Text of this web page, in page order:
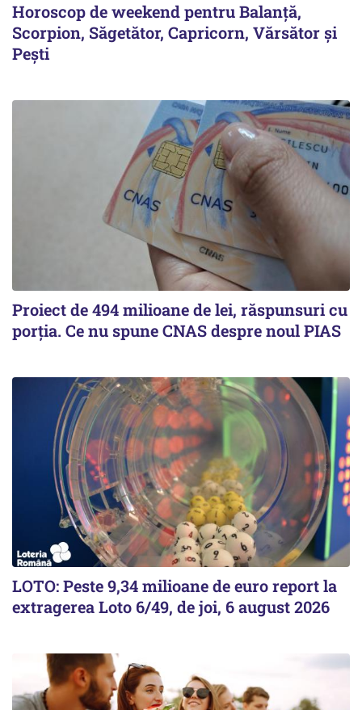
Horoscop de weekend pentru Balanță,
Scorpion, Săgetător, Capricorn, Vărsător și
Pești
Proiect de 494 milioane de lei, răspunsuri cu
porția. Ce nu spune CNAS despre noul PIAS
LOTO: Peste 9,34 milioane de euro report la
extragerea Loto 6/49, de joi, 6 august 2026